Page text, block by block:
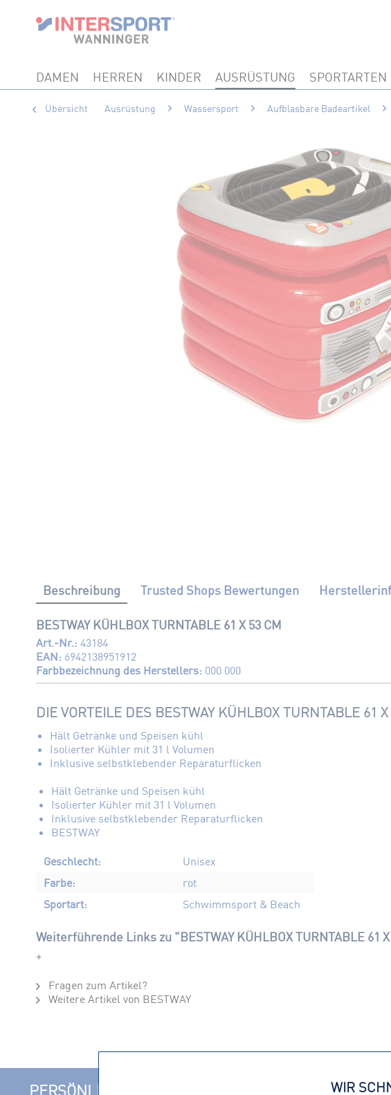
DAMEN HERREN KINDER AUSRÜSTUNG SPORTARTEN
Übersicht Ausrüstung Wassersport Aufblasbare Badeartikel
Beschreibung Trusted Shops Bewertungen
BESTWAY KÜHLBOX TURNTABLE 61 X 53 CM
Art.-Nr.: 43184
EAN: 6942138951912
Farbbezeichnung des Herstellers: 000 000
DIE VORTEILE DES BESTWAY KÜHLBOX TURNTABLE 61
Hält Getränke und Speisen kühl
Isolierter Kühler mit 31 l Volumen
Inklusive selbstklebender Reparaturflicken
Hält Getränke und Speisen kühl
Isolierter Kühler mit 31 l Volumen
Inklusive selbstklebender Reparaturflicken
BESTWAY
Geschlecht:
Unisex
Farbe:
rot
Sportart:
Schwimmsport & Beach
Weiterführende Links zu "BESTWAY KÜHLBOX TURNTABLE 61
+
Fragen zum Artikel?
Weitere Artikel von BESTWAY
PERSÖNLICHE BERATUNG INFORMATIONEN
WIR